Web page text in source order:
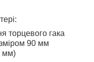
торцевого гака
90 мм
мм)